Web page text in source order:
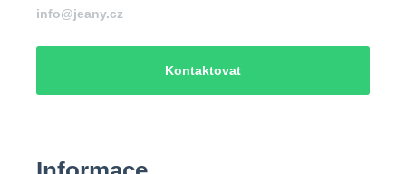
info@jeany.cz
Kontaktovat